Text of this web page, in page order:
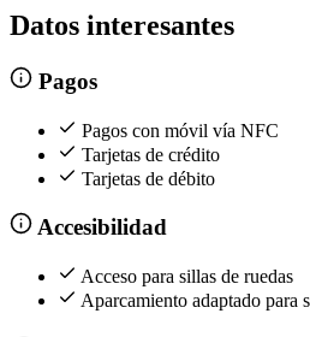
Datos interesantes
Pagos
Pagos con móvil vía NFC
Tarjetas de crédito
Tarjetas de débito
Accesibilidad
Acceso para sillas de ruedas
Aparcamiento adaptado para